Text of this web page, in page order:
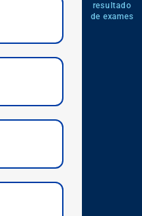
resultado
de exames